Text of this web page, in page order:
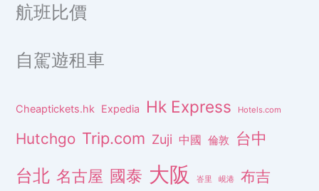
航班比價
自駕遊租車
Cheaptickets.hk Expedia Hk Express Hotels.com
Hutchgo Trip.com Zuji 中國 倫敦 台中
台北 名古屋 國泰 大阪 峇里 峴港 布吉